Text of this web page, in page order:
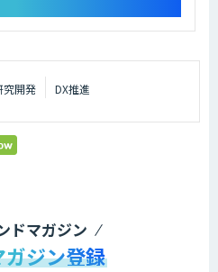
究開発 DX推進
ドマガジン
ジン登録